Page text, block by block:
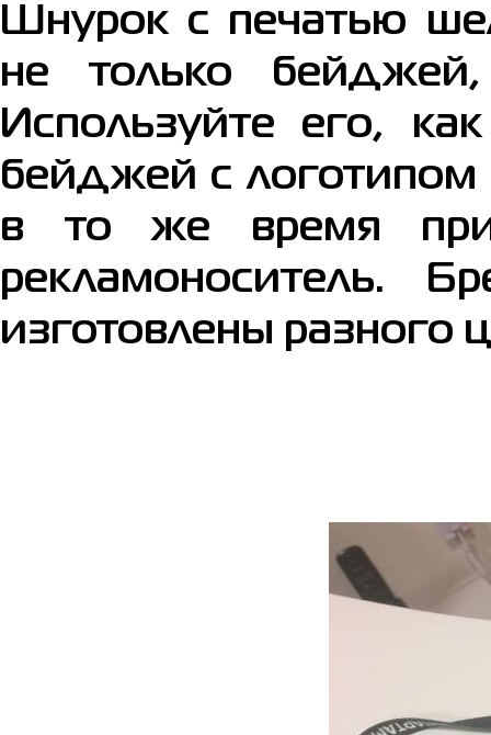
Шнурок с печатью
не только
Используйте его,
бейджей с
в то же время
рекламоноситель.
изготовлены разного